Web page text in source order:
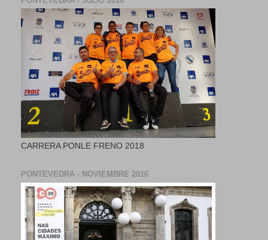
CARRERA PONLE FRENO 2018
PONTEVEDRA - NOVIEMBRE 2016